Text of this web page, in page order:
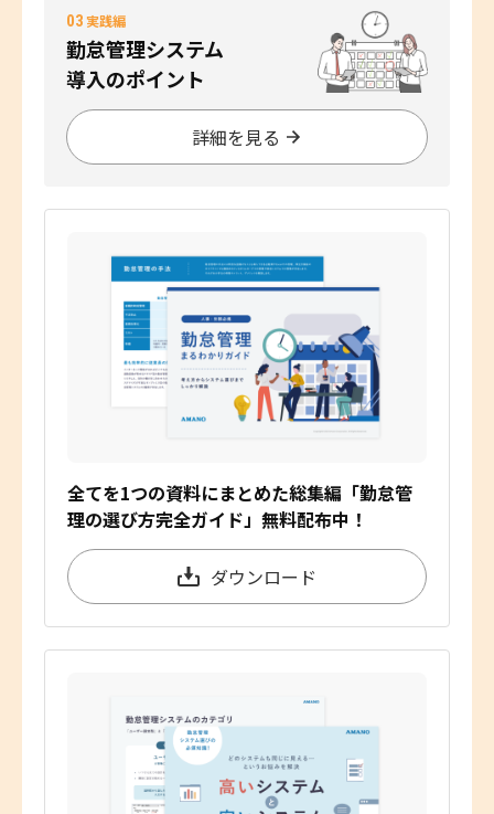
03実践編
勤怠管理システム
導入のポイント
詳細を見る
全てを1つの資料にまとめた総集編「勤怠管
理の選び方完全ガイド」無料配布中！
ダウンロード